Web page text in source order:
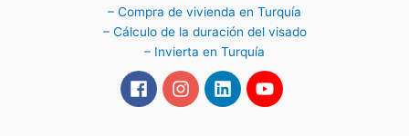
– Compra de vivienda en Turquía
– Cálculo de la duración del visado
– Invierta en Turquía